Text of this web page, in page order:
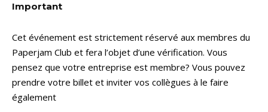
Important
Cet événement est strictement réservé aux membres du
Paperjam Club et fera l’objet d’une vérification. Vous
pensez que votre entreprise est membre? Vous pouvez
prendre votre billet et inviter vos collègues à le faire
également